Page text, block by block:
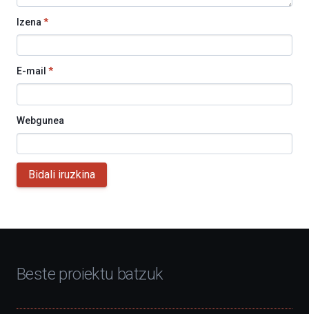
Izena *
E-mail *
Webgunea
Bidali iruzkina
Beste proiektu batzuk